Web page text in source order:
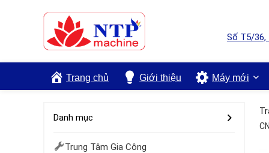
Số T5/36,
Trang chủ Giới thiệu Máy mới
Danh mục
Trung Tâm Gia Công